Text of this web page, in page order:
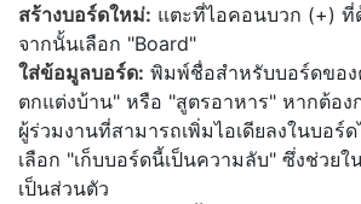
สร้างบอร์ดใหม่: แตะที่ไอคอนบวก (+) ที่
จากนั้นเลือก "Board"
ใส่ข้อมูลบอร์ด: พิมพ์ชื่อสำหรับบอร์ดขอ
ตกแต่งบ้าน" หรือ "สูตรอาหาร" หากต้อ
ผู้ร่วมงานที่สามารถเพิ่มไอเดียลงในบอร์ด
เลือก "เก็บบอร์ดนี้เป็นความลับ" ซึ่งช่วย
เป็นส่วนตัว